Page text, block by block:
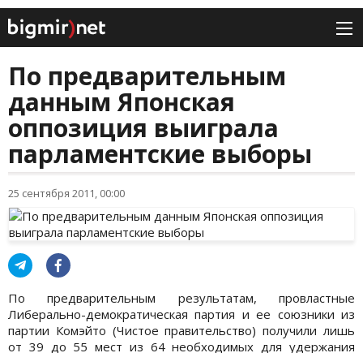
По предварительным
данным Японская
оппозиция выиграла
парламентские выборы
25 сентября 2011, 00:00
По предварительным результатам, провластные
Либерально-демократическая партия и ее союзники из
партии Комэйто (Чистое правительство) получили лишь
от 39 до 55 мест из 64 необходимых для удержания